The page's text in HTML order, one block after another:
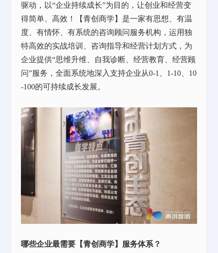
驱动，以“企业持续成长”为目的，让创业和经营变
得简单、高效！【青创商学】是一家有思想、有温
度、有情怀、有系统的咨询顾问服务机构，运用独
特高效的实战培训、咨询指导和经营计划方式，为
企业提供“思维升维、自我诊断、经营教育、经营顾
问”服务，全面系统地深入支持企业从0-1、1-10、10
-100的可持续成长发展。
哪些企业最需要【青创商学】服务体系？